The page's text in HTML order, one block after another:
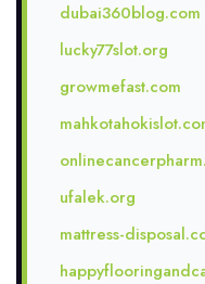
dubai360blog.com
lucky77slot.org
growmefast.com
ufalek.org
mattress-